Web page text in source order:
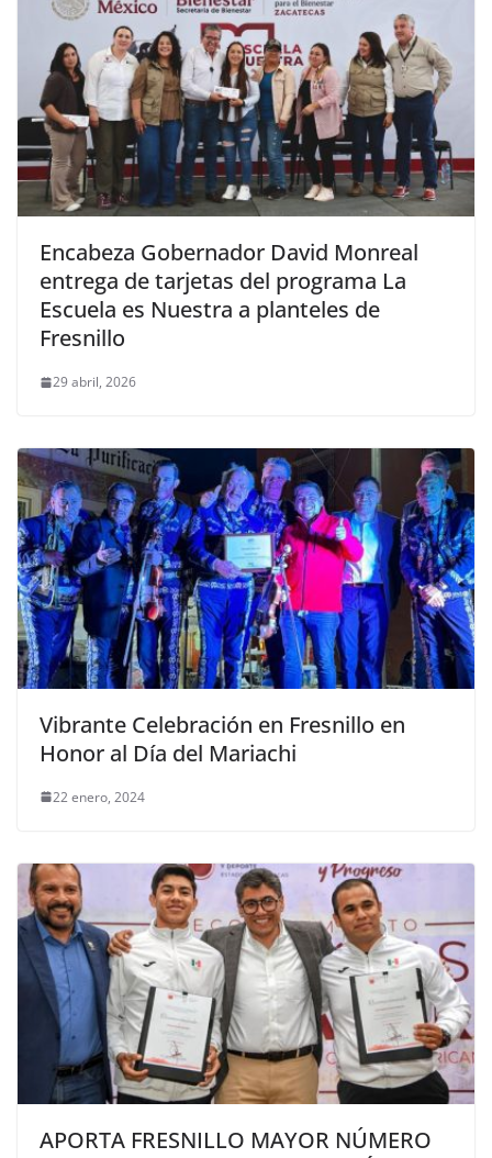
Encabeza Gobernador David Monreal
entrega de tarjetas del programa La
Escuela es Nuestra a planteles de
Fresnillo
29 abril, 2026
Vibrante Celebración en Fresnillo en
Honor al Día del Mariachi
22 enero, 2024
APORTA FRESNILLO MAYOR NÚMERO